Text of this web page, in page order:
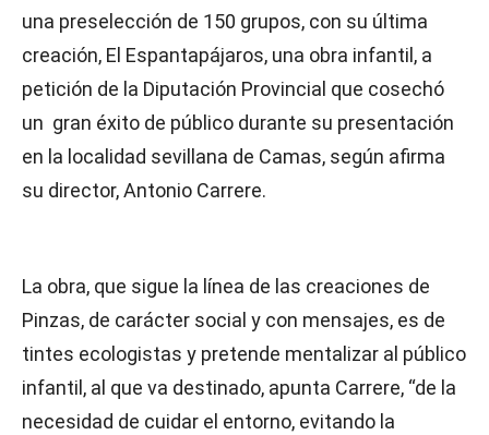
una preselección de 150 grupos, con su última
creación, El Espantapájaros, una obra infantil, a
petición de la Diputación Provincial que cosechó
un gran éxito de público durante su presentación
en la localidad sevillana de Camas, según afirma
su director, Antonio Carrere.
La obra, que sigue la línea de las creaciones de
Pinzas, de carácter social y con mensajes, es de
tintes ecologistas y pretende mentalizar al público
infantil, al que va destinado, apunta Carrere, “de la
necesidad de cuidar el entorno, evitando la